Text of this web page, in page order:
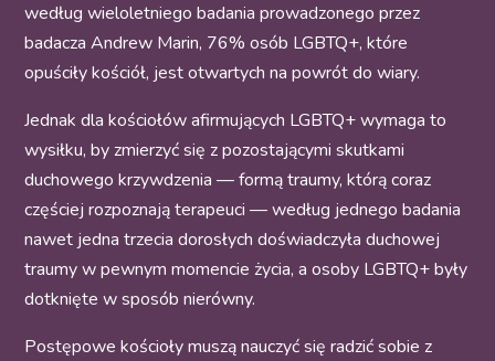
według wieloletniego badania prowadzonego przez
badacza Andrew Marin, 76% osób LGBTQ+, które
opuściły kościół, jest otwartych na powrót do wiary.
Jednak dla kościołów afirmujących LGBTQ+ wymaga to
wysiłku, by zmierzyć się z pozostającymi skutkami
duchowego krzywdzenia — formą traumy, którą coraz
częściej rozpoznają terapeuci — według jednego badania
nawet jedna trzecia dorosłych doświadczyła duchowej
traumy w pewnym momencie życia, a osoby LGBTQ+ były
dotknięte w sposób nierówny.
Postępowe kościoły muszą nauczyć się radzić sobie z